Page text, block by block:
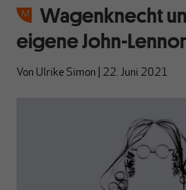
Wagenknecht
eigene John-
Von Ulrike Simon 22. Juni 2021